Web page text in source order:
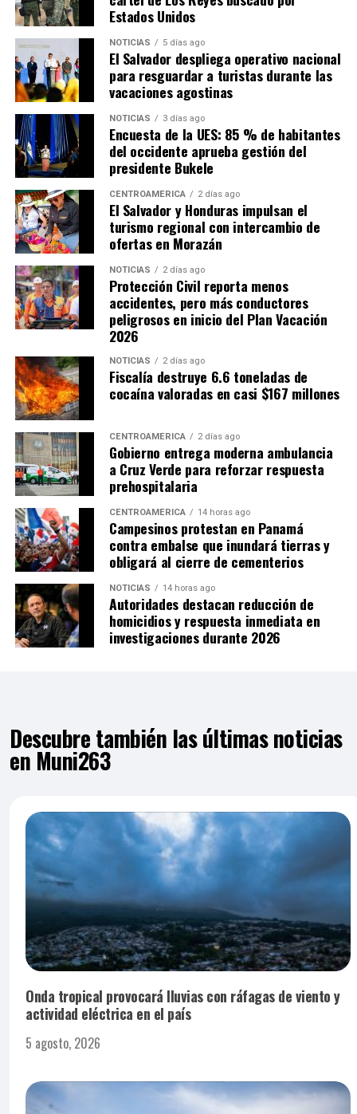
Estados Unidos
NOTICIAS 5 días ago
El Salvador despliega operativo nacional
para resguardar a turistas durante las
vacaciones agostinas
NOTICIAS 3 días ago
Encuesta de la UES: 85 % de habitantes
del occidente aprueba gestión del
presidente Bukele
CENTROAMÉRICA 2 días ago
El Salvador y Honduras impulsan el
turismo regional con intercambio de
ofertas en Morazán
NOTICIAS 2 días ago
Protección Civil reporta menos
accidentes, pero más conductores
peligrosos en inicio del Plan Vacación
2026
NOTICIAS 2 días ago
Fiscalía destruye 6.6 toneladas de
cocaína valoradas en casi $167 millones
CENTROAMÉRICA 2 días ago
Gobierno entrega moderna ambulancia
a Cruz Verde para reforzar respuesta
prehospitalaria
CENTROAMÉRICA 14 horas ago
Campesinos protestan en Panamá
contra embalse que inundará tierras y
obligará al cierre de cementerios
NOTICIAS 14 horas ago
Autoridades destacan reducción de
homicidios y respuesta inmediata en
investigaciones durante 2026
Descubre también las últimas noticias
en Muni263
Onda tropical provocará lluvias con ráfagas de viento y
actividad eléctrica en el país
5 agosto, 2026